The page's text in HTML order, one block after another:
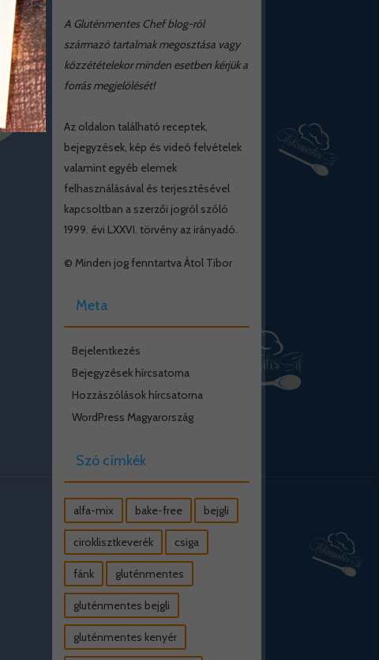
A Gluténmentes Chef blog-ról
származó tartalmak megosztása vagy
közzétételekor minden esetben kérjük a
forrás megjelölését!
Az oldalon található receptek,
bejegyzések, kép és videó felvételek
valamint egyéb elemek
felhasználásával és terjesztésével
kapcsoltban a szerzői jogról szóló
1999. évi LXXVI. törvény az irányadó.
© Minden jog fenntartva Átol Tibor
Meta
Bejelentkezés
Bejegyzések hírcsatorna
Hozzászólások hírcsatorna
WordPress Magyarország
Szó címkék
alfa-mix bake-free bejgli
ciroklisztkeverék csiga
fánk gluténmentes
gluténmentes bejgli
gluténmentes kenyér